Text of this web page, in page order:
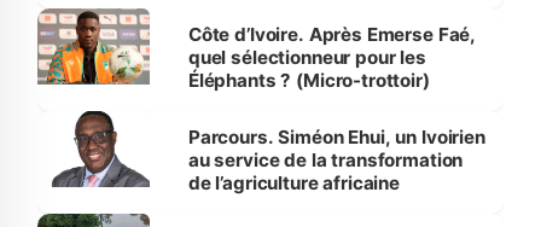
Côte d’Ivoire. Après Emerse Faé,
quel sélectionneur pour les
Éléphants ? (Micro-trottoir)
Parcours. Siméon Ehui, un Ivoirien
au service de la transformation
de l’agriculture africaine